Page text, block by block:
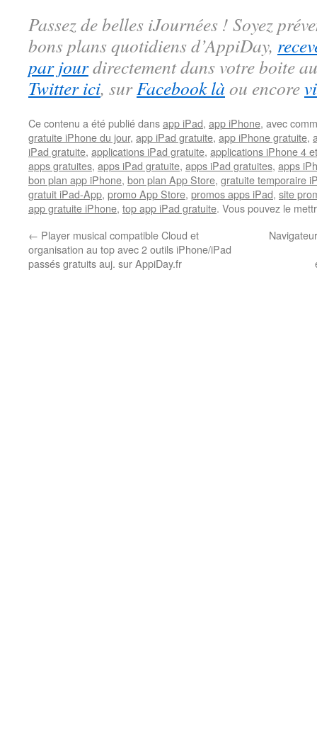
Passez de belles iJournées ! Soyez
bons plans quotidiens d’AppiDay,
par jourdirectement dans votre boite
Twitter ici, surFacebook là ou encore
Ce contenu a été publié dansapp iPad, app iPhone, avec
gratuite iPhone du jour, app iPad gratuite, app iPhone gratuite,
iPad gratuite, applications iPad gratuite, applications iPhone 4
apps gratuites, apps iPad gratuite, apps iPad gratuites, apps
bon plan app iPhone, bon plan App Store, gratuite temporaire
gratuit iPad-App, promo App Store, promos apps iPad, site
app gratuite iPhone, top app iPad gratuite. Vous pouvez le
← Player musical compatible Cloud et
organisation au top avec 2 outils iPhone/iPad
passés gratuits auj. sur AppiDay.fr